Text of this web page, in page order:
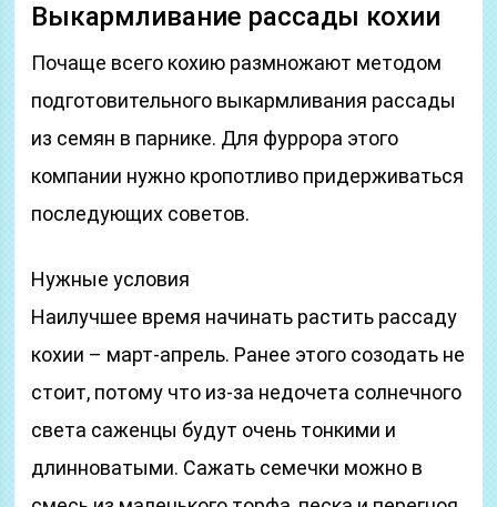
Выкармливание рассады кохии
Почаще всего кохию размножают методом
подготовительного выкармливания рассады
из семян в парнике. Для фуррора этого
компании нужно кропотливо придерживаться
последующих советов.
Нужные условия
Наилучшее время начинать растить рассаду
кохии – март-апрель. Ранее этого созодать не
стоит, потому что из-за недочета солнечного
света саженцы будут очень тонкими и
длинноватыми. Сажать семечки можно в